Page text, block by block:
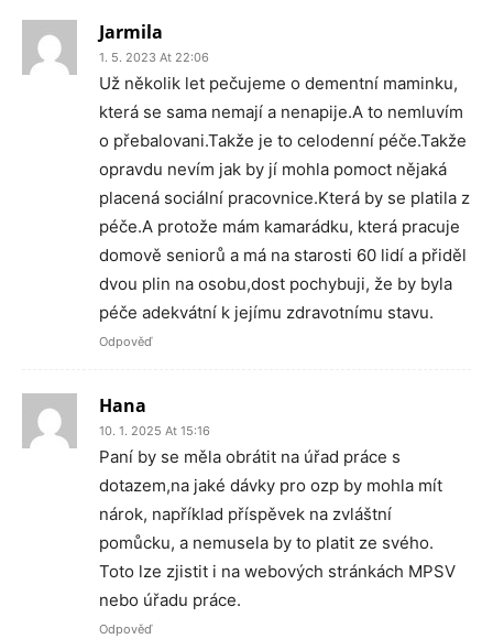
Jarmila
1. 5. 2023 At 22:06
Už několik let pečujeme o dementní maminku,
která se sama nemají a nenapije.A to nemluvím
o přebalovani.Takže je to celodenní péče.Takže
opravdu nevím jak by jí mohla pomoct nějaká
placená sociální pracovnice.Která by se platila z
péče.A protože mám kamarádku, která pracuje
domově seniorů a má na starosti 60 lidí a přiděl
dvou plin na osobu,dost pochybuji, že by byla
péče adekvátní k jejímu zdravotnímu stavu.
Odpověď
Hana
10. 1. 2025 At 15:16
Paní by se měla obrátit na úřad práce s
dotazem,na jaké dávky pro ozp by mohla mít
nárok, například příspěvek na zvláštní
pomůcku, a nemusela by to platit ze svého.
Toto lze zjistit i na webových stránkách MPSV
nebo úřadu práce.
Odpověď